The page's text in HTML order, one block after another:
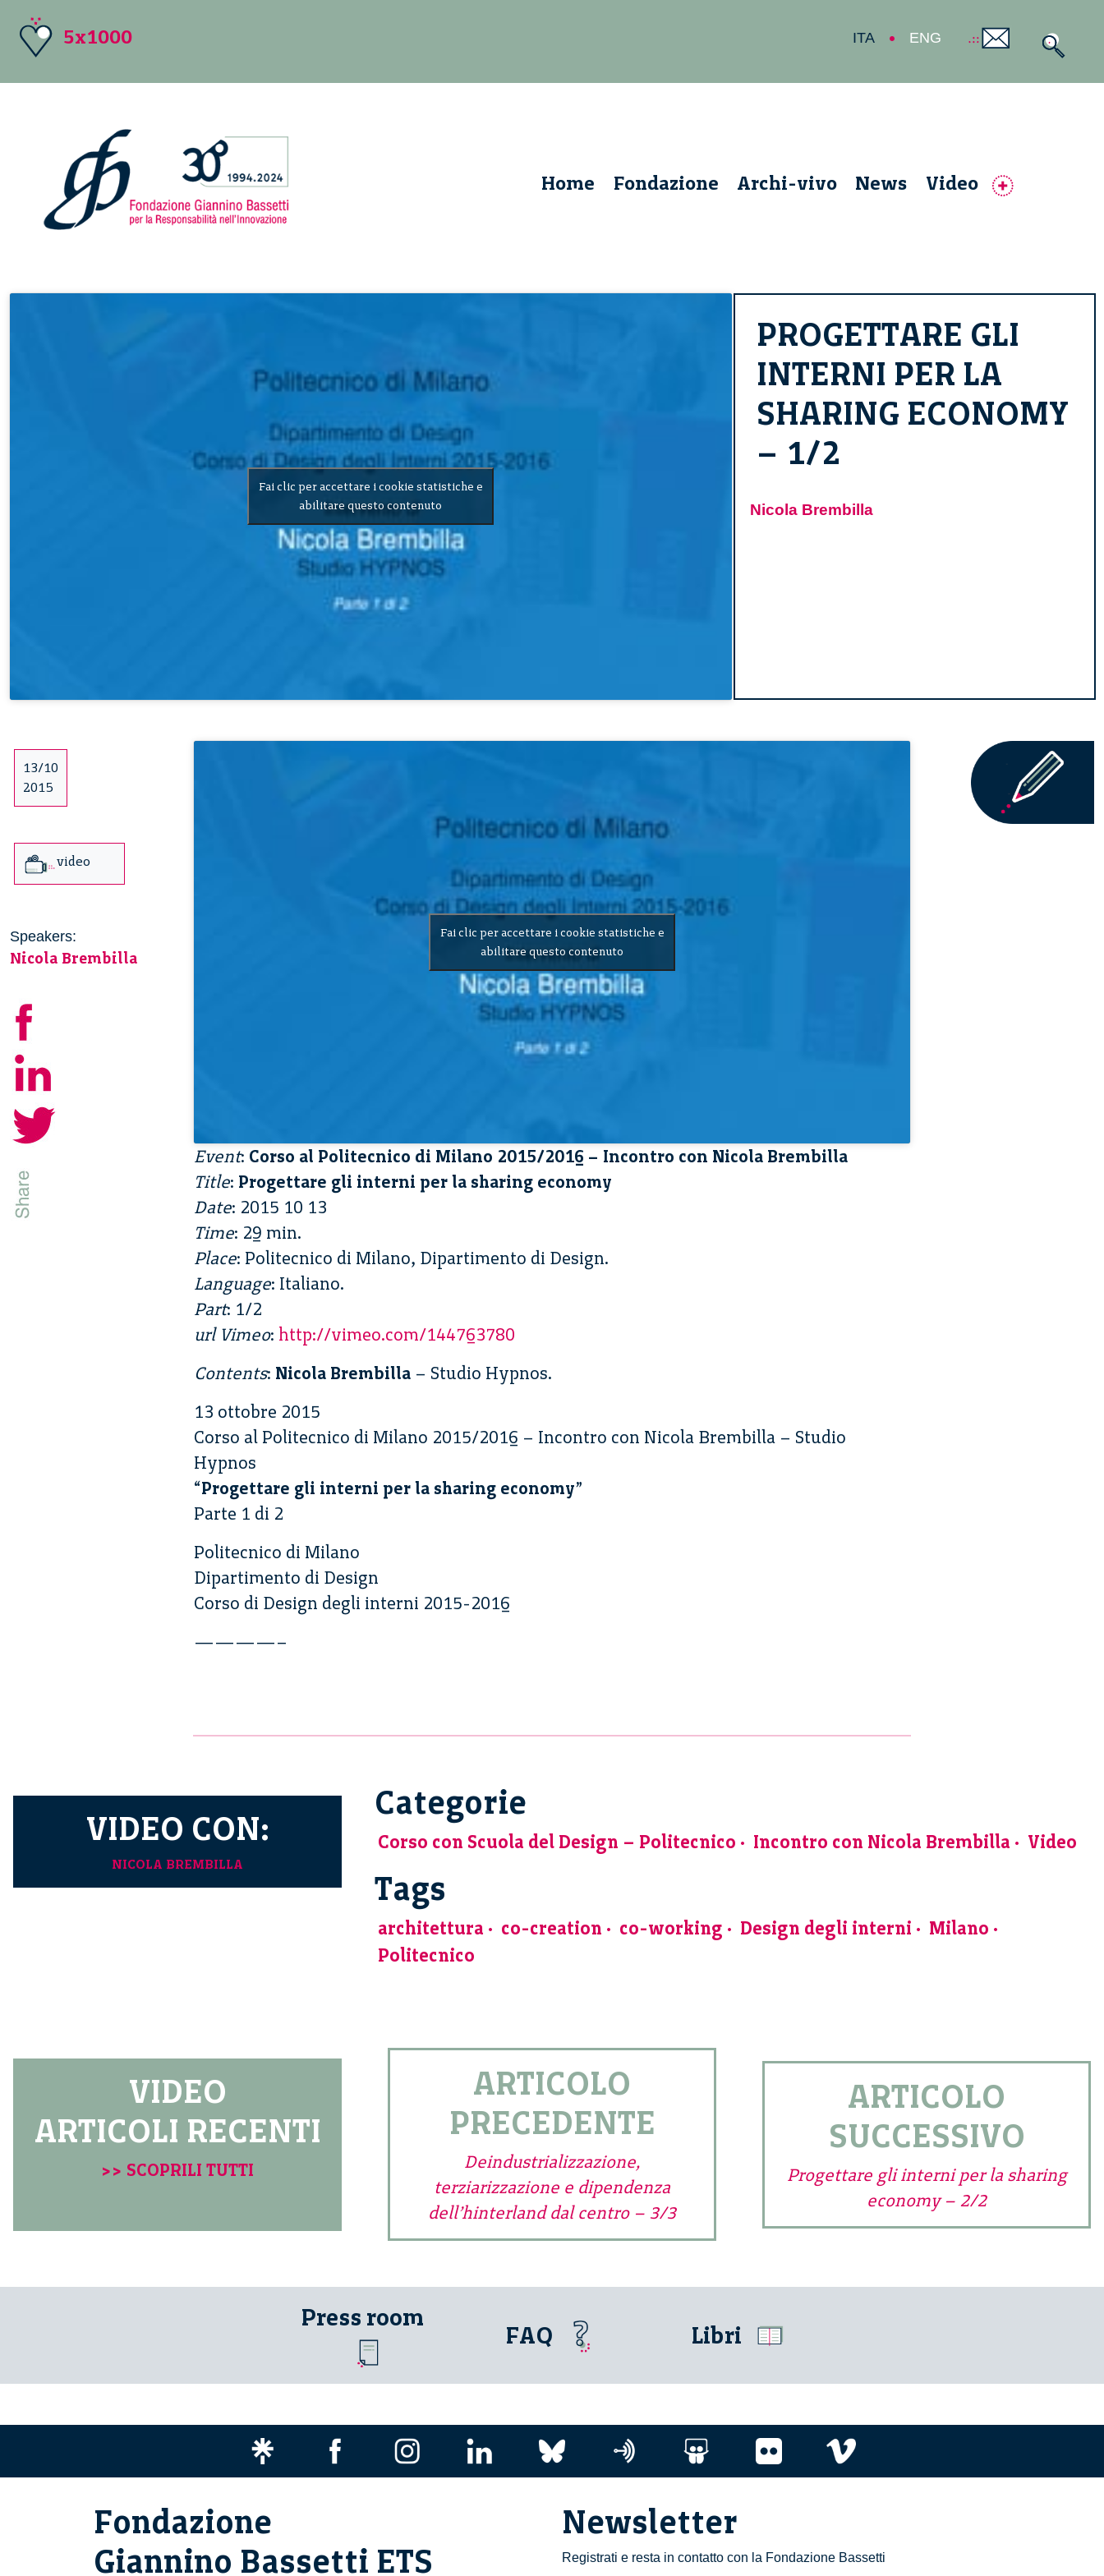
5x1000 ITA ENG
Home Fondazione Archi-vivo News Video
Fai clic per accettare i cookie statistiche e
abilitare questo contenuto
PROGETTARE GLI
INTERNI PER LA
SHARING ECONOMY
– 1/2
Nicola Brembilla
13/10
2015
video
Speakers:
Nicola Brembilla
Fai clic per accettare i cookie statistiche e
abilitare questo contenuto
Event: Corso al Politecnico di Milano 2015/2016 – Incontro con Nicola Brembilla
Title: Progettare gli interni per la sharing economy
Date: 2015 10 13
Time: 29 min.
Place: Politecnico di Milano, Dipartimento di Design.
Language: Italiano.
Part: 1/2
url Vimeo: http://vimeo.com/144763780
Contents: Nicola Brembilla – Studio Hypnos.
13 ottobre 2015
Corso al Politecnico di Milano 2015/2016 – Incontro con Nicola Brembilla – Studio
Hypnos
“Progettare gli interni per la sharing economy”
Parte 1 di 2
Politecnico di Milano
Dipartimento di Design
Corso di Design degli interni 2015-2016
————–
VIDEO CON:
NICOLA BREMBILLA
Categorie
Corso con Scuola del Design – Politecnico Incontro con Nicola Brembilla Video
Tags
architettura co-creation co-working Design degli interni
Milano
Politecnico
VIDEO
ARTICOLI RECENTI
>> SCOPRILI TUTTI
ARTICOLO
PRECEDENTE
Deindustrializzazione,
terziarizzazione e dipendenza
dell’hinterland dal centro – 3/3
ARTICOLO
SUCCESSIVO
Progettare gli interni per la sharing
economy – 2/2
Press room
FAQ Libri
Newsletter
Registrati e resta in contatto con la Fondazione Bassetti
Fondazione
Giannino Bassetti ETS